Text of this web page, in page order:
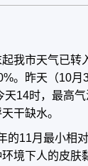
我市天气已转
。昨天（10
14时，最高
干缺水。
的11月最小相
境下人的皮肤